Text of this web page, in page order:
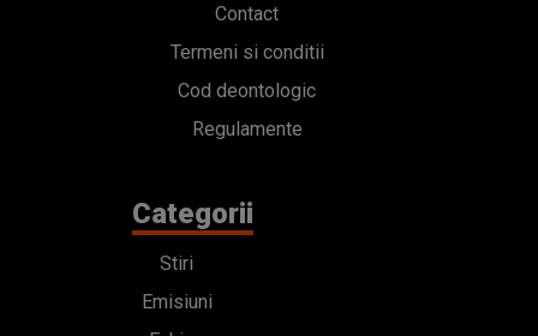
Contact
Termeni si conditii
Cod deontologic
Regulamente
Categorii
Stiri
Emisiuni